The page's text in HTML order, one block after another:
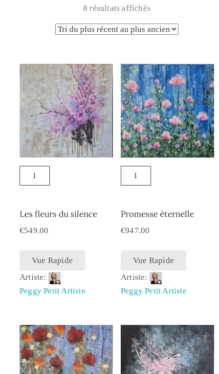
8 résultats affichés
Les fleurs du silence
€549.00
Vue Rapide
Artiste:
Peggy Petit Artiste
Promesse éternelle
€947.00
Vue Rapide
Artiste:
Peggy Petit Artiste